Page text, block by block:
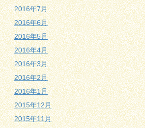
2016年7月
2016年6月
2016年5月
2016年4月
2016年3月
2016年2月
2016年1月
2015年12月
2015年11月